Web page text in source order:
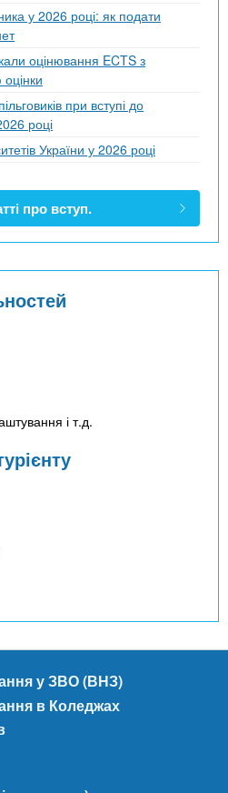
у 2026 році: як подати
оцінювання ECTS з
при вступі до
році
України у 2026 році
про вступ.
і т.д.
у ЗВО (ВНЗ)
в Коледжах